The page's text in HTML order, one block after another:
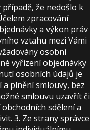
že nedošlo k
zpracování
a výkon práv
vztahu mezi Vámi
osobní
vyřízení objednávky
osobních údajů je
plnění smlouvy, bez
smlouvu uzavřít či
sdělení a
3. Ze strany správce